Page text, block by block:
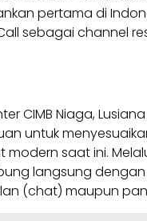
pertama di
sebagai channel
CIMB Niaga,
untuk
saat ini.
langsung
(chat) maupun